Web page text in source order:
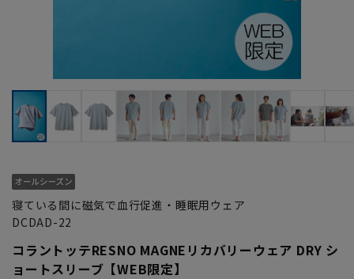
寝ている間に磁気で血行促進・睡眠用ウェア
DCDAD-22
コラントッテRESNO MAGNEリカバリーウェア DRY シ
ョートスリーブ【WEB限定】